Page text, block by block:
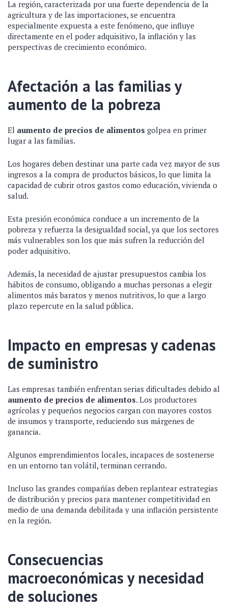
La región, caracterizada por una fuerte dependencia de la
agricultura y de las importaciones, se encuentra
especialmente expuesta a este fenómeno, que influye
directamente en el poder adquisitivo, la inflación y las
perspectivas de crecimiento económico.
Afectación a las familias y
aumento de la pobreza
El aumento de precios de alimentos golpea en primer
lugar a las familias.
Los hogares deben destinar una parte cada vez mayor de sus
ingresos a la compra de productos básicos, lo que limita la
capacidad de cubrir otros gastos como educación, vivienda o
salud.
Esta presión económica conduce a un incremento de la
pobreza y refuerza la desigualdad social, ya que los sectores
más vulnerables son los que más sufren la reducción del
poder adquisitivo.
Además, la necesidad de ajustar presupuestos cambia los
hábitos de consumo, obligando a muchas personas a elegir
alimentos más baratos y menos nutritivos, lo que a largo
plazo repercute en la salud pública.
Impacto en empresas y cadenas
de suministro
Las empresas también enfrentan serias dificultades debido al
aumento de precios de alimentos. Los productores
agrícolas y pequeños negocios cargan con mayores costos
de insumos y transporte, reduciendo sus márgenes de
ganancia.
Algunos emprendimientos locales, incapaces de sostenerse
en un entorno tan volátil, terminan cerrando.
Incluso las grandes compañías deben replantear estrategias
de distribución y precios para mantener competitividad en
medio de una demanda debilitada y una inflación persistente
en la región.
Consecuencias
macroeconómicas y necesidad
de soluciones